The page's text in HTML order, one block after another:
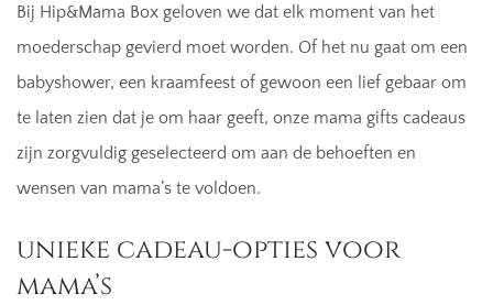
Bij Hip&Mama Box geloven we dat elk moment van het
moederschap gevierd moet worden. Of het nu gaat om een
babyshower, een kraamfeest of gewoon een lief gebaar om
te laten zien dat je om haar geeft, onze mama gifts cadeaus
zijn zorgvuldig geselecteerd om aan de behoeften en
wensen van mama’s te voldoen.
unieke cadeau-opties voor
mama’s